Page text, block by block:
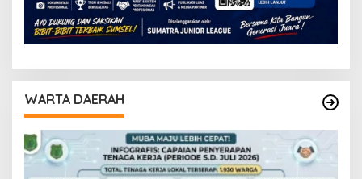
WARTA DAERAH